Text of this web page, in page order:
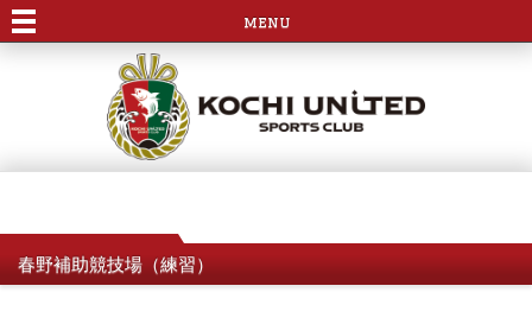
menu
春野補助競技場（練習）